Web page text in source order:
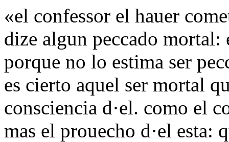
«el confessor el hauer
dize algun peccado mortal:
porque no lo estima ser
es cierto aquel ser mortal
consciencia d·el. como el
mas el prouecho d·el esta: